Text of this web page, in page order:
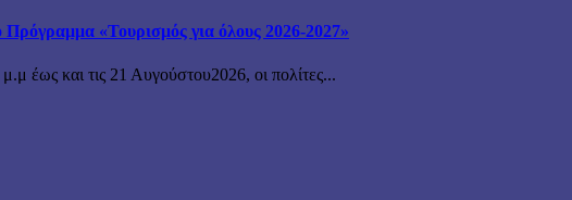
Πρόγραμμα «Τουρισμός για όλους 2026-2027»
έως και τις 21 Αυγούστου2026, οι πολίτες...